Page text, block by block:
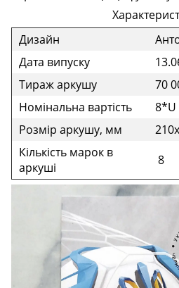
Дизайн
Дата випуску
Тираж аркушу
70
Номінальна вартість
8*U
Розмір аркушу, мм
Кількість марок в
аркуші
8